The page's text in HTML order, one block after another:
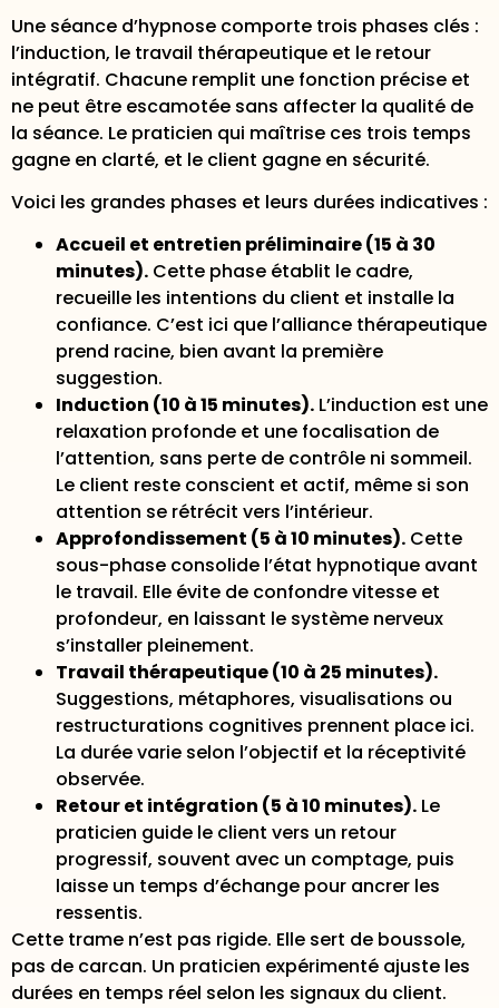
Une séance d’hypnose comporte trois phases clés :
l’induction, le travail thérapeutique et le retour
intégratif. Chacune remplit une fonction précise et
ne peut être escamotée sans affecter la qualité de
la séance. Le praticien qui maîtrise ces trois temps
gagne en clarté, et le client gagne en sécurité.
Voici les grandes phases et leurs durées indicatives :
Accueil et entretien préliminaire (15 à 30
minutes). Cette phase établit le cadre,
recueille les intentions du client et installe la
confiance. C’est ici que l’alliance thérapeutique
prend racine, bien avant la première
suggestion.
Induction (10 à 15 minutes). L’induction est une
relaxation profonde et une focalisation de
l’attention, sans perte de contrôle ni sommeil.
Le client reste conscient et actif, même si son
attention se rétrécit vers l’intérieur.
Approfondissement (5 à 10 minutes). Cette
sous-phase consolide l’état hypnotique avant
le travail. Elle évite de confondre vitesse et
profondeur, en laissant le système nerveux
s’installer pleinement.
Travail thérapeutique (10 à 25 minutes).
Suggestions, métaphores, visualisations ou
restructurations cognitives prennent place ici.
La durée varie selon l’objectif et la réceptivité
observée.
Retour et intégration (5 à 10 minutes). Le
praticien guide le client vers un retour
progressif, souvent avec un comptage, puis
laisse un temps d’échange pour ancrer les
ressentis.
Cette trame n’est pas rigide. Elle sert de boussole,
pas de carcan. Un praticien expérimenté ajuste les
durées en temps réel selon les signaux du client.